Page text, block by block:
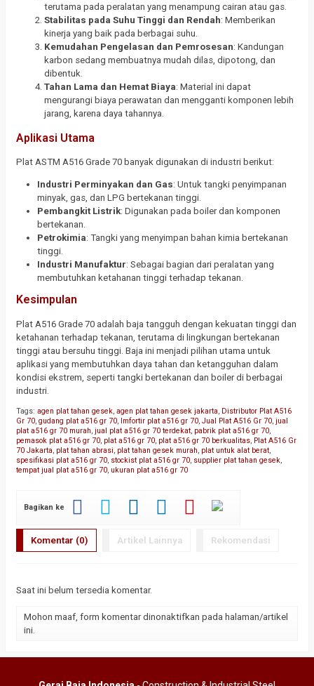
terutama pada peralatan yang menampung cairan atau gas.
Stabilitas pada Suhu Tinggi dan Rendah: Memberikan
kinerja yang baik pada berbagai suhu.
Kemudahan Pengelasan dan Pemrosesan: Kandungan
karbon sedang membuatnya mudah dilas, dipotong, dan
dibentuk.
Tahan Lama dan Hemat Biaya: Material ini dapat
mengurangi biaya perawatan dan mengganti komponen lebih
jarang, karena daya tahannya.
Aplikasi Utama
Plat ASTM A516 Grade 70 banyak digunakan di industri berikut:
Industri Perminyakan dan Gas: Untuk tangki penyimpanan
minyak, gas, dan LPG bertekanan tinggi.
Pembangkit Listrik: Digunakan pada boiler dan komponen
bertekanan.
Petrokimia: Tangki yang menyimpan bahan kimia bertekanan
tinggi.
Industri Manufaktur: Sebagai bagian dari peralatan yang
membutuhkan ketahanan tinggi terhadap tekanan.
Kesimpulan
Plat A516 Grade 70 adalah baja tangguh dengan kekuatan tinggi dan
ketahanan terhadap tekanan, terutama di lingkungan bertekanan
tinggi atau bersuhu tinggi. Baja ini menjadi pilihan utama untuk
aplikasi yang membutuhkan daya tahan dan ketangguhan dalam
kondisi ekstrem, seperti tangki bertekanan dan boiler di berbagai
industri.
Tags: agen plat tahan gesek, agen plat tahan gesek jakarta, Distributor Plat A516
Gr 70, gudang plat a516 gr 70, Imfortir plat a516 gr 70, Jual Plat A516 Gr 70, jual
plat a516 gr 70 murah, jual plat a516 gr 70 terdekat, pabrik plat a516 gr 70,
pemasok plat a516 gr 70, plat a516 gr 70, plat a516 gr 70 berkualitas, Plat A516 Gr
70 Jakarta, plat tahan abrasi, plat tahan gesek murah, plat untuk alat berat,
spesifikasi plat a516 gr 70, stockist plat a516 gr 70, supplier plat tahan gesek,
tempat jual plat a516 gr 70, ukuran plat a516 gr 70
Bagikan ke
Komentar (0) Artikel Lainnya Rekomendasi
Saat ini belum tersedia komentar.
Mohon maaf, form komentar dinonaktifkan pada halaman/artikel
ini.